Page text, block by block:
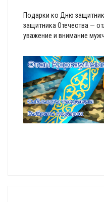
Подарки ко Дню
защитника Отечества —
уважение и внимание